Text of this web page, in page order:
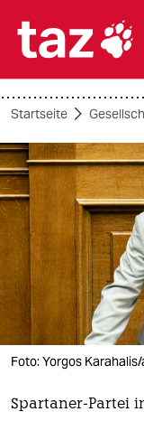

themen
politik
öko
gesellschaft
kultur
sport
berlin
Startseite
Foto: Yorgos
Spartaner-Partei